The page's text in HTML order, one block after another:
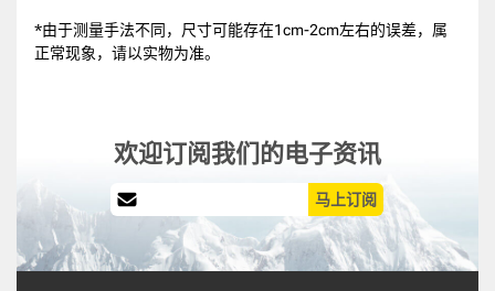
*由于测量手法不同，尺寸可能存在1cm-2cm左右的误差，属
正常现象，请以实物为准。
欢迎订阅我们的电子资讯
马上订阅